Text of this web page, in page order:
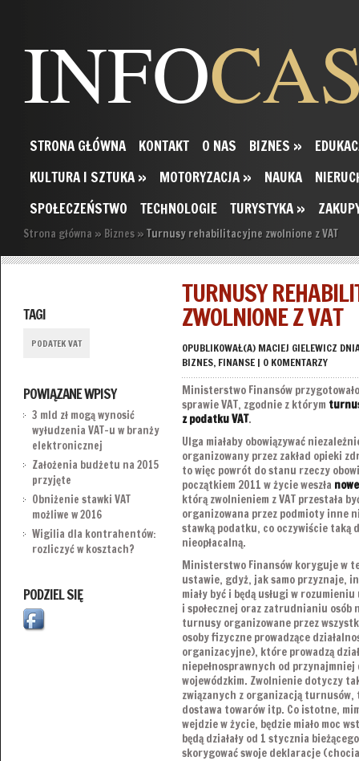
INFO
STRONA GŁÓWNA KONTAKT O NAS BIZNES »
KULTURA I SZTUKA » MOTORYZACJA » NAUKA
SPOŁECZEŃSTWO
TECHNOLOGIE TURYSTYKA »
Strona główna » Biznes » Turnusy rehabilitacyjne zwolnione z VAT
TAGI
PODATEK VAT
POWIĄZANE WPISY
3 mld zł mogą wynosić
wyłudzenia VAT-u w branży
elektronicznej
Założenia budżetu na 2015
przyjęte
Obniżenie stawki VAT
możliwe w 2016
Wigilia dla kontrahentów:
rozliczyć w kosztach?
PODZIEL SIĘ
TURNUSY
ZWOLNIONE Z VAT
OPUBLIKOWAŁ(A) MACIEJ GIELEWICZ
BIZNES, FINANSE| 0 KOMENTARZY
Ministerstwo Finansów
sprawie VAT, zgodnie z którym
z podatku VAT.
Ulga miałaby obowiązywać
organizowany przez zakład opieki
to więc powrót do stanu rzeczy
początkiem 2011 w życie weszła
którą zwolnieniem z VAT przestała
organizowana przez podmioty inne
stawką podatku, co oczywiście taką
nieopłacalną.
Ministerstwo Finansów koryguje w
ustawie, gdyż, jak samo przyznaje,
miały być i będą usługi w
i społecznej oraz zatrudnianiu osób
turnusy organizowane przez
osoby fizyczne prowadzące
organizacyjne), które prowadzą
niepełnosprawnych od
wojewódzkim. Zwolnienie dotyczy
związanych z organizacją
dostawa towarów itp. Co istotne,
wejdzie w życie, będzie miało moc
będą działały od 1 stycznia
skorygować swoje deklaracje